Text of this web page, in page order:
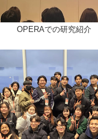
OPERAでの研究紹介